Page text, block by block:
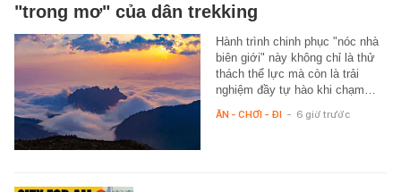
"trong mơ" của dân trekking
Hành trình chinh phục "nóc nhà
biên giới" này không chỉ là thử
thách thể lực mà còn là trải
nghiệm đầy tự hào khi chạm…
ĂN - CHƠI - ĐI - 6 giờ trước